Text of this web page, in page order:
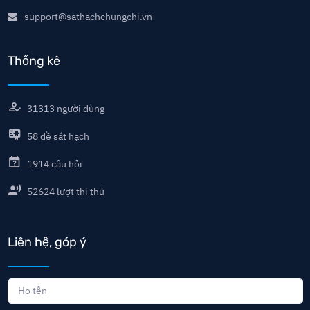
support@sathachchungchi.vn
Thống kê
31313 người dùng
58đề sát hạch
1914câu hỏi
52624lượt thi thử
Liên hệ, góp ý